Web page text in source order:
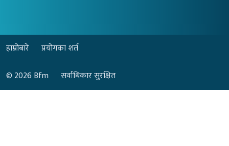
हाम्रोबारे
प्रयोगका शर्त
© 2026Bfm सर्वाधिकार सुरक्षित